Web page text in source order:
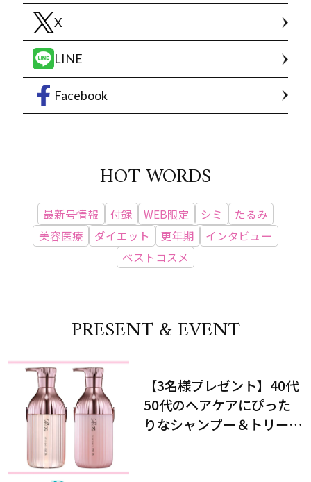
X
LINE
Facebook
HOT WORDS
最新号情報 付録 WEB限定 シミ
たるみ
美容医療
ダイエット 更年期
インタビュー
ベストコスメ
PRESENT & EVENT
【3名様プレゼント】40代
50代のヘアケアにぴった
りなシャンプー＆トリート